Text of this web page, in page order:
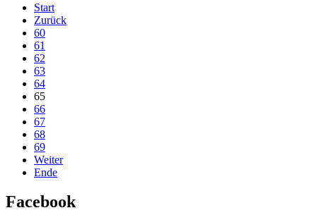
Start
Zurück
60
61
62
63
64
65
66
67
68
69
Weiter
Ende
Facebook